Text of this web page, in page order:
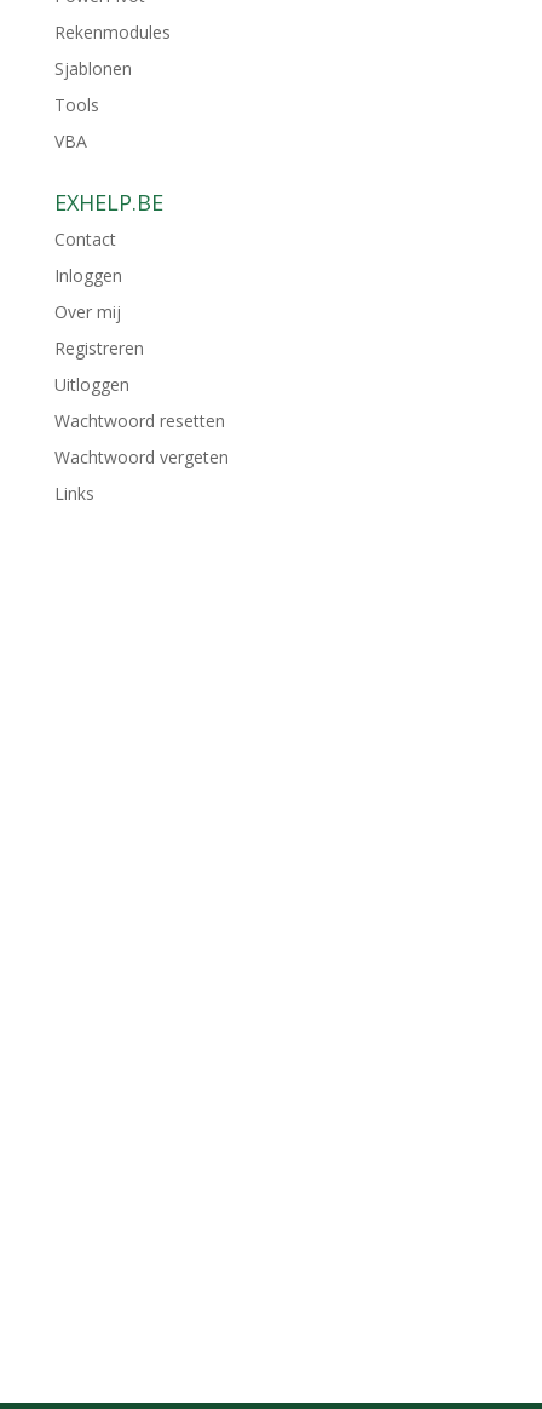
Rekenmodules
Sjablonen
Tools
VBA
EXHELP.BE
Contact
Inloggen
Over mij
Registreren
Uitloggen
Wachtwoord resetten
Wachtwoord vergeten
Links